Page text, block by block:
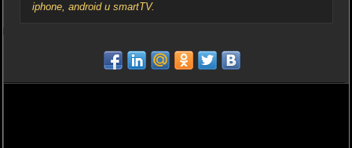
iphone, android и smartTV.